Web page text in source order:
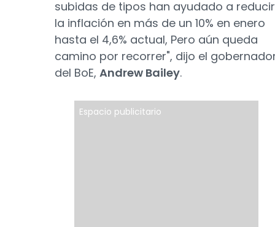
subidas de tipos han ayudado a reducir
la inflación en más de un 10% en enero
hasta el 4,6% actual, Pero aún queda
camino por recorrer", dijo el
del BoE, Andrew Bailey.
Espacio publicitario